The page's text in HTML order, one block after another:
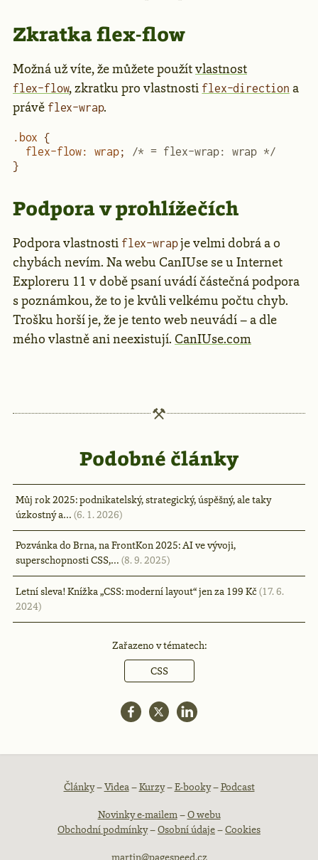
Zkratka flex-flow
Možná už víte, že můžete použítvlastnost
flex-flow, zkratku pro vlastnosti flex-direction a
právě flex-wrap.
.box {
  flex-flow
: wrap;
/* = flex-wrap: wrap */
}
Podpora v prohlížečích
Podpora vlastnosti flex-wrapje velmi dobrá a o
chybách nevím. Na webu CanIUse se u Internet
Exploreru 11 v době psaní uvádí částečná podpora
s poznámkou, že to je kvůli velkému počtu chyb.
Trošku horší je, že je tento web neuvádí – a dle
mého vlastně ani neexistují. CanIUse.com
Podobné články
Můj rok 2025: podnikatelský, strategický, úspěšný, ale taky
úzkostný a… (6. 1. 2026)
Pozvánka do Brna, na FrontKon 2025: AI ve vývoji,
superschopnosti CSS,… (8. 9. 2025)
Letní sleva! Knížka „CSS: moderní layout“ jen za 199 Kč(17. 6.
2024)
Zařazeno v tématech:
CSS
Patička
webu
Články–Videa–Kurzy–E-booky–Podcast
Novinky e-mailem–O webu
Obchodní podmínky–Osobní údaje–Cookies
martin@pagespeed.cz